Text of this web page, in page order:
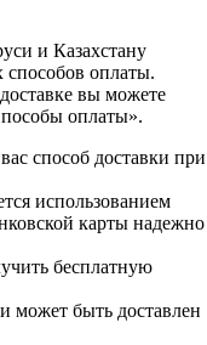
и Казахстану
оплаты.
вы можете
оплаты».
способ доставки при
использованием
карты надежно
бесплатную
может быть доставлен